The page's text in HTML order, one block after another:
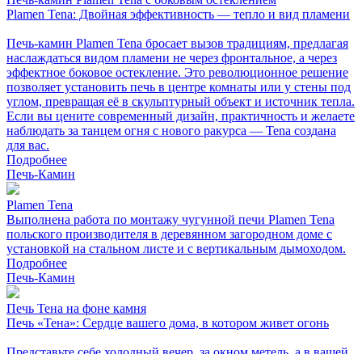
Plamen Tena: Двойная эффективность — тепло и вид пламени
Печь-камин Plamen Tena бросает вызов традициям, предлагая
наслаждаться видом пламени не через фронтальное, а через
эффектное боковое остекление. Это революционное решение
позволяет установить печь в центре комнаты или у стены под
углом, превращая её в скульптурный объект и источник тепла.
Если вы цените современный дизайн, практичность и желаете
наблюдать за танцем огня с нового ракурса — Tena создана
для вас.
Подробнее
Печь-Камин
Plamen Tena
Выполнена работа по монтажу чугунной печи Plamen Tena
польского производителя в деревянном загородном доме с
установкой на стальном листе и с вертикальным дымоходом.
Подробнее
Печь-Камин
Печь Тена на фоне камня
Печь «Тена»: Сердце вашего дома, в котором живет огонь